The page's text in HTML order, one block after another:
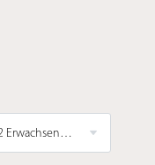
2 Erwachsene, ¾-Verwöhnpension